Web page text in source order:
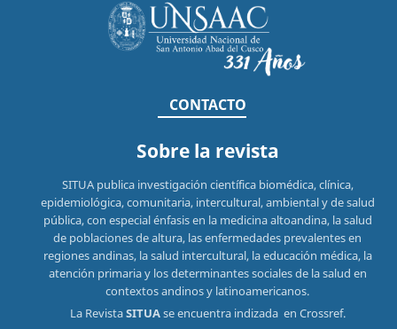
CONTACTO
Sobre la revista
SITUA publica investigación científica biomédica, clínica,
epidemiológica, comunitaria, intercultural, ambiental y de salud
pública, con especial énfasis en la medicina altoandina, la salud
de poblaciones de altura, las enfermedades prevalentes en
regiones andinas, la salud intercultural, la educación médica, la
atención primaria y los determinantes sociales de la salud en
contextos andinos y latinoamericanos.
La RevistaSITUAse encuentra indizada en Crossref.